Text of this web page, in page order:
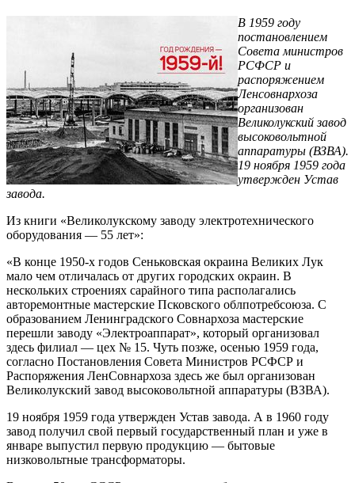
В 1959 году
постановлением
Совета министров
РСФСР и
распоряжением
Ленсовнархоза
организован
Великолукский завод
высоковольтной
аппаратуры (ВЗВА).
19 ноября 1959 года
утвержден Устав
завода.
Из книги «Великолукскому заводу электротехнического
оборудования — 55 лет»:
«В конце 1950-х годов Сеньковская окраина Великих Лук
мало чем отличалась от других городских окраин. В
нескольких строениях сарайного типа располагались
авторемонтные мастерские Псковского облпотребсоюза. С
образованием Ленинградского Совнархоза мастерские
перешли заводу «Электроаппарат», который организовал
здесь филиал — цех № 15. Чуть позже, осенью 1959 года,
согласно Постановления Совета Министров РСФСР и
Распоряжения ЛенСовнархоза здесь же был организован
Великолукский завод высоковольтной аппаратуры (ВЗВА).
19 ноября 1959 года утвержден Устав завода. А в 1960 году
завод получил свой первый государственный план и уже в
январе выпустил первую продукцию — бытовые
низковольтные трансформаторы.